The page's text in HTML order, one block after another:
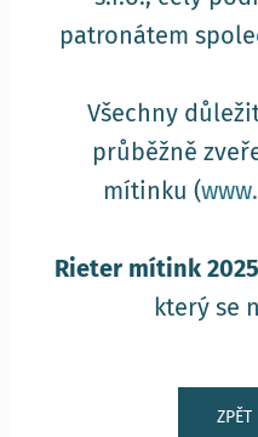
patronátem
Všechny
průběžně
mítinku (
Rieter mítink 2025
který se